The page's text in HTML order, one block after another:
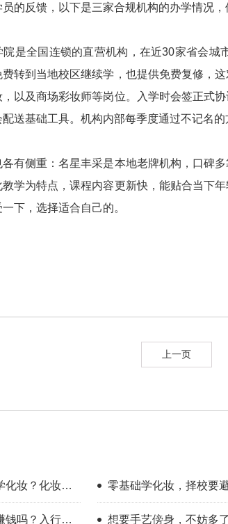
的反馈，以下是三家合规机构的办学情况，
院是全国连锁的直营机构，在近30家省会
转到当地校区继续学，也提供免费复修，
以及商场彩妆师等岗位。入学时会签正式
配送基础工具。机构内部每季度通过不记名
各有侧重：名星丰采是本地老牌机构，口碑
教学为特点，课程内容更新快，能贴合当下
下，选择适合自己的。
化妆？化妆学
零基础学化妆，择校要
哪些误区？
钱吗？入行半 想要手艺傍身，不妨多
上一页